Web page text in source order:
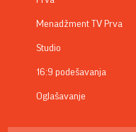
Menadžment TV Prva
Studio
16:9 podešavanja
Oglašavanje